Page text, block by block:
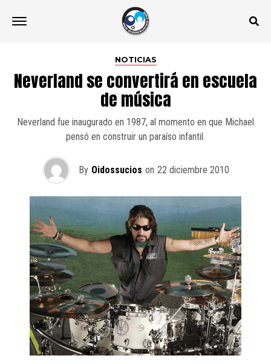
NOTICIAS
Neverland se convertirá en escuela
de música
Neverland fue inaugurado en 1987, al momento en que Michael
pensó en construir un paraíso infantil.
By Oidossucios on 22 diciembre 2010